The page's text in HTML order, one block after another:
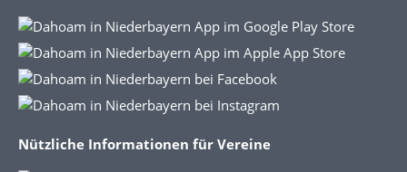
Nützliche Informationen für Vereine